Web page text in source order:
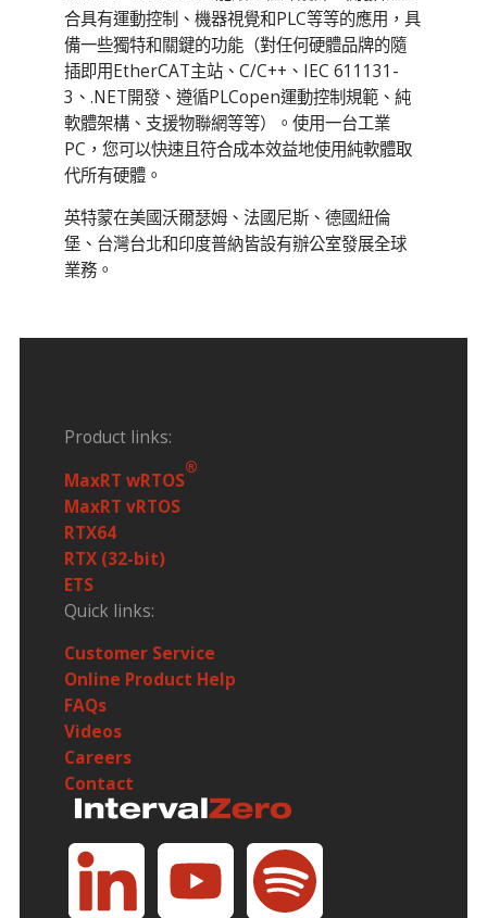
合具有運動控制、機器視覺和PLC等等的應用，具
備一些獨特和關鍵的功能（對任何硬體品牌的隨
插即用EtherCAT主站、C/C++、IEC 611131-
3、.NET開發、遵循PLCopen運動控制規範、純
軟體架構、支援物聯網等等）。使用一台工業
PC，您可以快速且符合成本效益地使用純軟體取
代所有硬體。
英特蒙在美國沃爾瑟姆、法國尼斯、德國紐倫
堡、台灣台北和印度普納皆設有辦公室發展全球
業務。
Product links:
MaxRT wRTOS
®
MaxRT vRTOS
RTX64
RTX (32-bit)
ETS
Quick links:
Customer Service
Online Product Help
FAQs
Videos
Careers
Contact